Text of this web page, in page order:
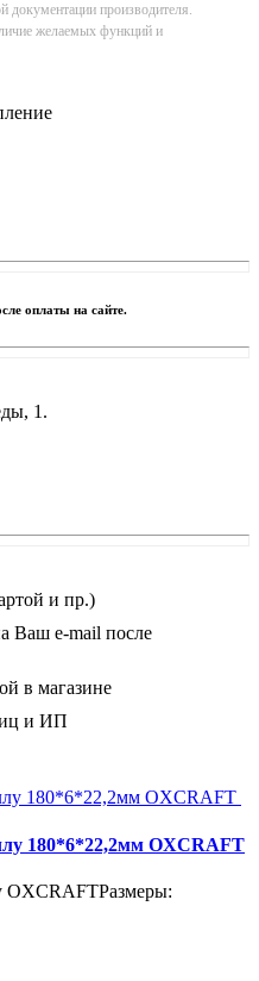
документации производителя.
желаемых функций и
оплаты на сайте.
1.
и пр.)
Ваш e-mail после
в магазине
и ИП
180*6*22,2мм OXCRAFT
OXCRAFTРазмеры: